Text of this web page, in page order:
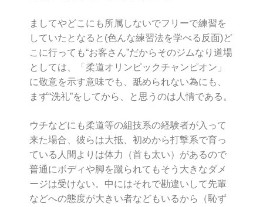
ましてやどこにも所属しないでフリーで練習を
していたとなると(色んな練習法を学べる反面)ど
こに行っても“お客さん”だからそのジムなり道場
としては、「柔道オリンピックチャンピオン」
に敬意を示す意味でも、舐められない為にも、
まず“洗礼”をしてから、と思うのは人情である。
ウチなどにも柔道等の組技系の経験者が入って
来た場合、彼らは大抵、初めから打撃系で育っ
ている人間よりは体力（首も太い）があるので
普通にボディや脚を蹴られてもそう大きなダメ
ージは受けない。中にはそれで勘違いして先輩
などへの態度が大きい者などもいるから（恥ず